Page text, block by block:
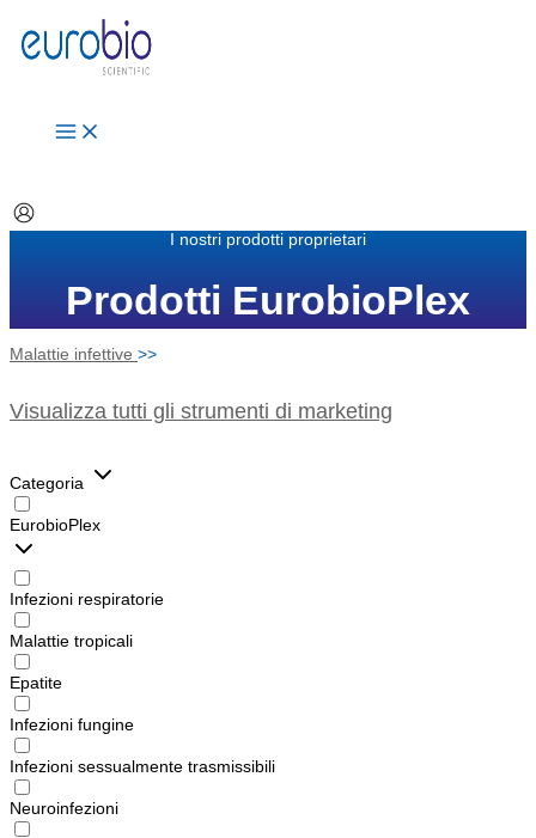
contenuto
I nostri prodotti proprietari
Prodotti EurobioPlex
Malattie infettive >>
Visualizza tutti gli strumenti di marketing
Categoria
EurobioPlex
Infezioni respiratorie
Malattie tropicali
Epatite
Infezioni fungine
Infezioni sessualmente trasmissibili
Neuroinfezioni